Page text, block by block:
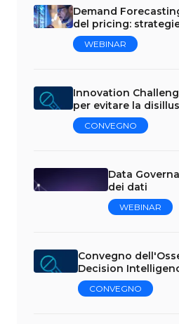
Demand
del pricing:
WEBINAR
Innovation
per evitare la
CONVEGNO
Data
dei dati
WEBINAR
Convegno
Decision
CONVEGNO